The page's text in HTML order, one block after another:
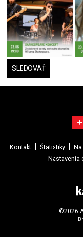
SLEDOVAŤ
Kontakt Štatistiky Na
Nastavenia
©2026